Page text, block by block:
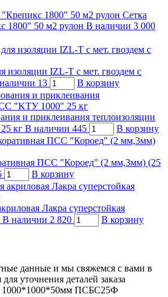
Сетка
1800" 50 м2 рулон В наличии 3 000
изоляции IZL-T с мет. гвоздем с
13 В корзину
и приклеивания теплоизоляции
кг В наличии 445 В корзину
ПСС "Короед" (2 мм,3мм) (25
В корзину
Лакра суперстойкая
В наличии 2 820 В корзину
данные и мы свяжемся с вами в
уточнения деталей заказа